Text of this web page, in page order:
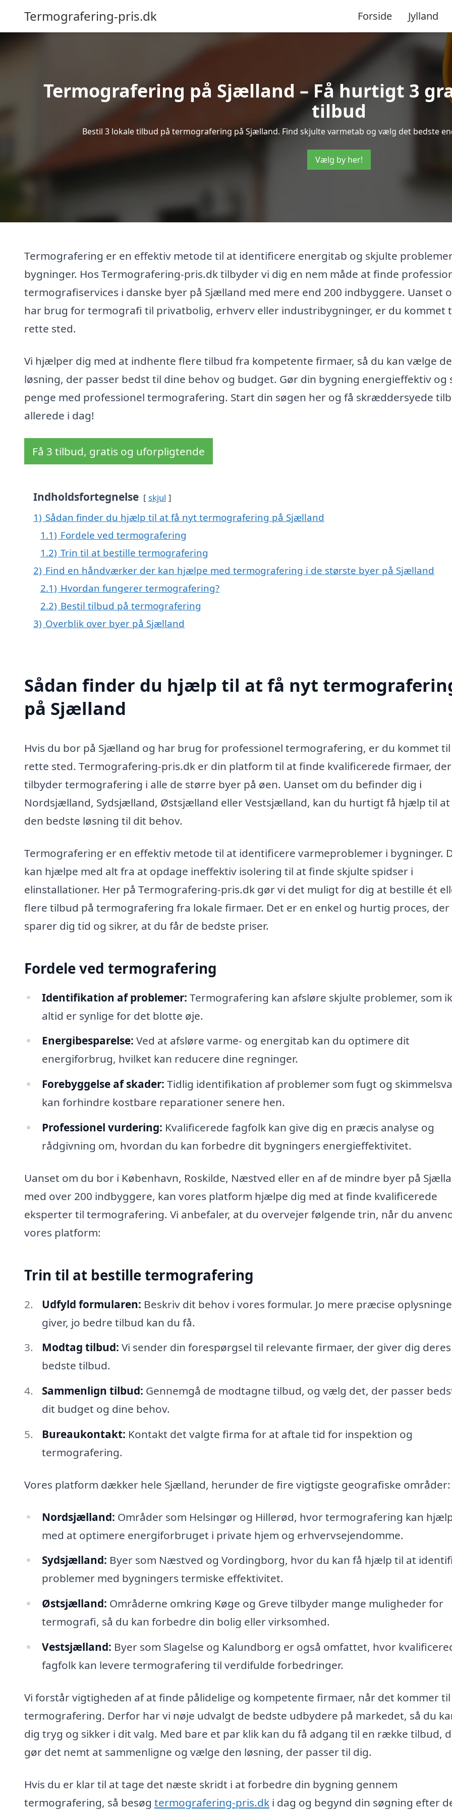
Termografering-pris.dk Forside Jylland
Termografering på Sjælland – Få hurtigt 3
tilbud
Bestil 3 lokale tilbud på termografering på Sjælland. Find skjulte varmetab og vælg det bedste
Vælg by her!
Termografering er en effektiv metode til at identificere energitab og skjulte
bygninger. Hos Termografering-pris.dk tilbyder vi dig en nem måde at finde
termografiservices i danske byer på Sjælland med mere end 200 indbyggere. Uanset
har brug for termografi til privatbolig, erhverv eller industribygninger, er du kommet
rette sted.
Vi hjælper dig med at indhente flere tilbud fra kompetente firmaer, så du kan vælge
løsning, der passer bedst til dine behov og budget. Gør din bygning energieffektiv og
penge med professionel termografering. Start din søgen her og få skræddersyede
allerede i dag!
Få 3 tilbud, gratis og uforpligtende
Indholdsfortegnelse skjul
1) Sådan finder du hjælp til at få nyt termografering på Sjælland
1.1) Fordele ved termografering
1.2) Trin til at bestille termografering
2) Find en håndværker der kan hjælpe med termografering i de største byer på Sjælland
2.1) Hvordan fungerer termografering?
2.2) Bestil tilbud på termografering
3) Overblik over byer på Sjælland
Sådan finder du hjælp til at få nyt
på Sjælland
Hvis du bor på Sjælland og har brug for professionel termografering, er du kommet
rette sted. Termografering-pris.dk er din platform til at finde kvalificerede firmaer, der
tilbyder termografering i alle de større byer på øen. Uanset om du befinder dig i
Nordsjælland, Sydsjælland, Østsjælland eller Vestsjælland, kan du hurtigt få hjælp til
den bedste løsning til dit behov.
Termografering er en effektiv metode til at identificere varmeproblemer i bygninger.
kan hjælpe med alt fra at opdage ineffektiv isolering til at finde skjulte spidser i
elinstallationer. Her på Termografering-pris.dk gør vi det muligt for dig at bestille ét
flere tilbud på termografering fra lokale firmaer. Det er en enkel og hurtig proces, der
sparer dig tid og sikrer, at du får de bedste priser.
Fordele ved termografering
Identifikation af problemer: Termografering kan afsløre skjulte problemer, som
altid er synlige for det blotte øje.
Energibesparelse: Ved at afsløre varme- og energitab kan du optimere dit
energiforbrug, hvilket kan reducere dine regninger.
Forebyggelse af skader: Tidlig identifikation af problemer som fugt og
kan forhindre kostbare reparationer senere hen.
Professionel vurdering: Kvalificerede fagfolk kan give dig en præcis analyse og
rådgivning om, hvordan du kan forbedre dit bygningers energieffektivitet.
Uanset om du bor i København, Roskilde, Næstved eller en af de mindre byer på
med over 200 indbyggere, kan vores platform hjælpe dig med at finde kvalificerede
eksperter til termografering. Vi anbefaler, at du overvejer følgende trin, når du
vores platform:
Trin til at bestille termografering
Udfyld formularen: Beskriv dit behov i vores formular. Jo mere præcise
giver, jo bedre tilbud kan du få.
Modtag tilbud: Vi sender din forespørgsel til relevante firmaer, der giver dig deres
bedste tilbud.
Sammenlign tilbud: Gennemgå de modtagne tilbud, og vælg det, der passer
dit budget og dine behov.
Bureaukontakt: Kontakt det valgte firma for at aftale tid for inspektion og
termografering.
Vores platform dækker hele Sjælland, herunder de fire vigtigste geografiske områder:
Nordsjælland: Områder som Helsingør og Hillerød, hvor termografering kan
med at optimere energiforbruget i private hjem og erhvervsejendomme.
Sydsjælland: Byer som Næstved og Vordingborg, hvor du kan få hjælp til at
problemer med bygningers termiske effektivitet.
Østsjælland: Områderne omkring Køge og Greve tilbyder mange muligheder for
termografi, så du kan forbedre din bolig eller virksomhed.
Vestsjælland: Byer som Slagelse og Kalundborg er også omfattet, hvor
fagfolk kan levere termografering til verdifulde forbedringer.
Vi forstår vigtigheden af at finde pålidelige og kompetente firmaer, når det kommer til
termografering. Derfor har vi nøje udvalgt de bedste udbydere på markedet, så du
dig tryg og sikker i dit valg. Med bare et par klik kan du få adgang til en række tilbud,
gør det nemt at sammenligne og vælge den løsning, der passer til dig.
Hvis du er klar til at tage det næste skridt i at forbedre din bygning gennem
termografering, så besøg termografering-pris.dk i dag og begynd din søgning efter